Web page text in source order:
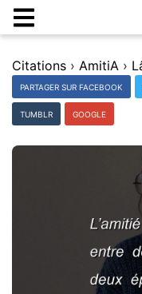
Citations › AmitiA ›
PARTAGER SUR FACEBOOK
TUMBLR GOOGLE